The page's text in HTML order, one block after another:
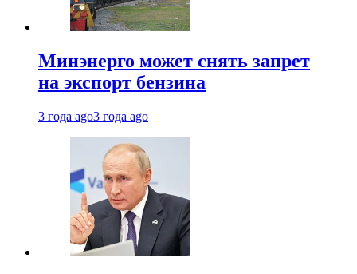
Минэнерго может снять запрет
на экспорт бензина
3 года ago3 года ago